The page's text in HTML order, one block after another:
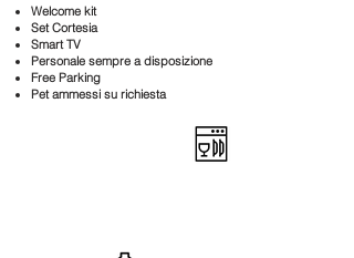
Welcome kit
Set Cortesia
Smart TV
Personale sempre a disposizione
Free Parking
Pet ammessi su richiesta